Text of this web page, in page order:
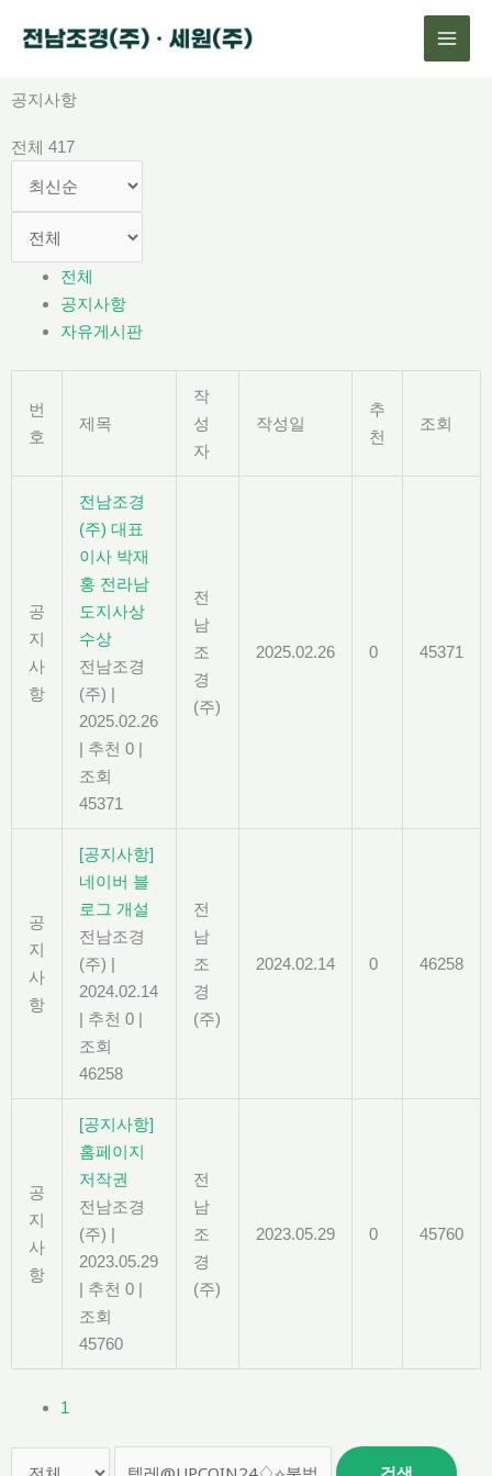
로
너
공지사항
전체 417
전체
공지사항
자유게시판
번
호
제목
작
성
자
작성일
추
천
조회
공
지
사
항
전남조경
(주) 대표
이사 박재
홍 전라남
도지사상
수상
전남조경
(주) |
2025.02.26
| 추천 0 |
조회
45371
전
남
조
경
(주)
2025.02.26 0 45371
공
지
사
항
[공지사항]
네이버 블
로그 개설
전남조경
(주) |
2024.02.14
| 추천 0 |
조회
46258
전
남
조
경
(주)
2024.02.14 0 46258
공
지
사
항
[공지사항]
홈페이지
저작권
전남조경
(주) |
2023.05.29
| 추천 0 |
조회
45760
전
남
조
경
(주)
2023.05.29 0 45760
1